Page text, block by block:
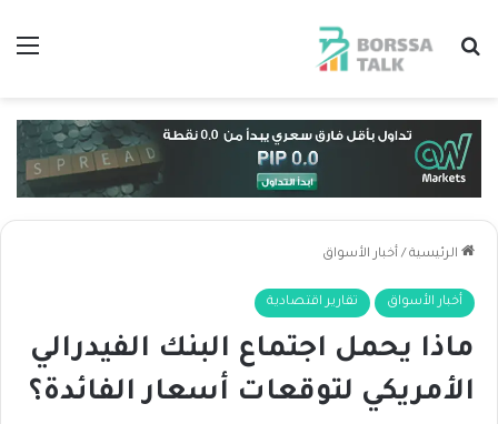
بحث عن
الرئيسية / أخبار الأسواق
أخبار الأسواق تقارير اقتصادية
ماذا يحمل اجتماع البنك الفيدرالي
الأمريكي لتوقعات أسعار الفائدة؟